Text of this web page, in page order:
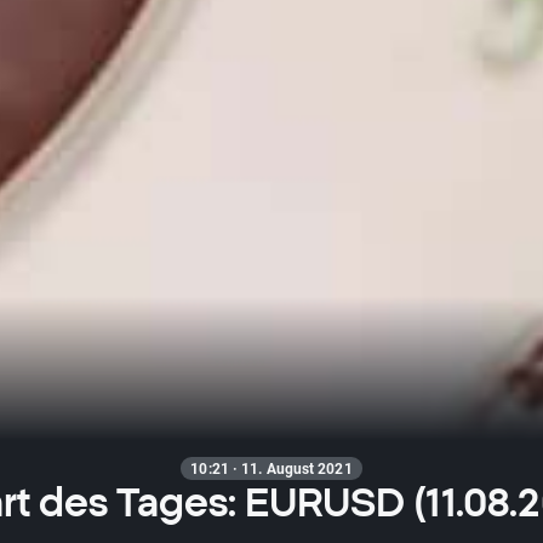
10:21 · 11. August 2021
des Tages: EURUSD